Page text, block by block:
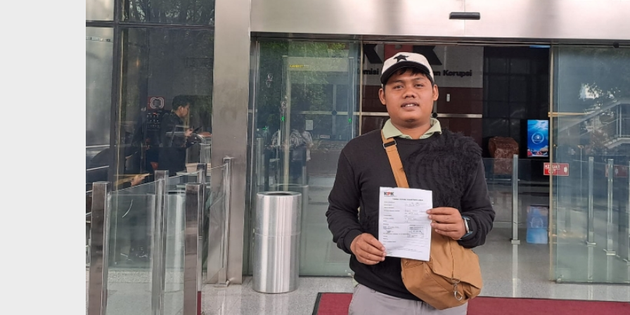
Negara Dalam Kepungan Utang
: Menembus Ambang Batas
Psikologis Rp10.000 Triliun,…
Di #Trending, Info Ibukota, Jakarta, Keluh Kesah,
News, Politik
Mei 11, 2026
Bupati Bogor Dinilai Amnesia :
Akui Pertemukan Edward
dengan PUPR Tanpa Bukti
Di #Trending, Bogor, Info Jawa Barat, Keluh Kesah,
News, Politik